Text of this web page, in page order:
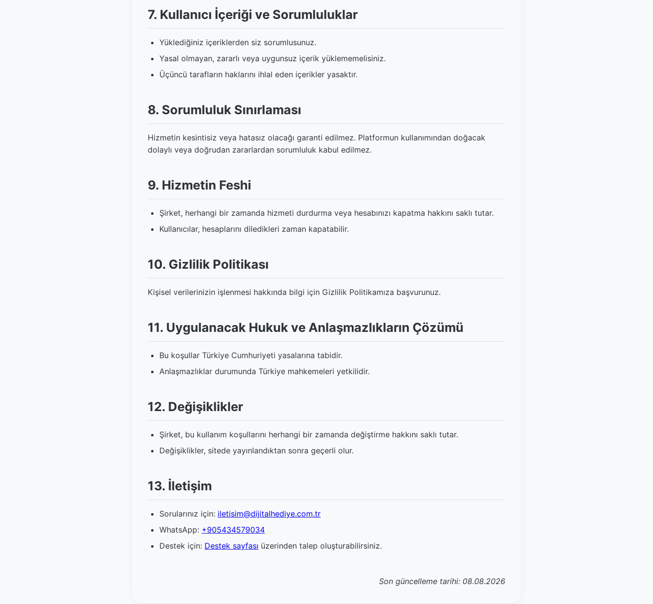
7. Kullanıcı İçeriği ve Sorumluluklar
Yüklediğiniz içeriklerden siz sorumlusunuz.
Yasal olmayan, zararlı veya uygunsuz içerik yüklememelisiniz.
Üçüncü tarafların haklarını ihlal eden içerikler yasaktır.
8. Sorumluluk Sınırlaması
Hizmetin kesintisiz veya hatasız olacağı garanti edilmez. Platformun kullanımından doğacak
dolaylı veya doğrudan zararlardan sorumluluk kabul edilmez.
9. Hizmetin Feshi
Şirket, herhangi bir zamanda hizmeti durdurma veya hesabınızı kapatma hakkını saklı tutar.
Kullanıcılar, hesaplarını diledikleri zaman kapatabilir.
10. Gizlilik Politikası
Kişisel verilerinizin işlenmesi hakkında bilgi için Gizlilik Politikamıza başvurunuz.
11. Uygulanacak Hukuk ve Anlaşmazlıkların Çözümü
Bu koşullar Türkiye Cumhuriyeti yasalarına tabidir.
Anlaşmazlıklar durumunda Türkiye mahkemeleri yetkilidir.
12. Değişiklikler
Şirket, bu kullanım koşullarını herhangi bir zamanda değiştirme hakkını saklı tutar.
Değişiklikler, sitede yayınlandıktan sonra geçerli olur.
13. İletişim
Sorularınız için: iletisim@dijitalhediye.com.tr
WhatsApp: +905434579034
Destek için: Destek sayfası üzerinden talep oluşturabilirsiniz.
Son güncelleme tarihi: 08.08.2026